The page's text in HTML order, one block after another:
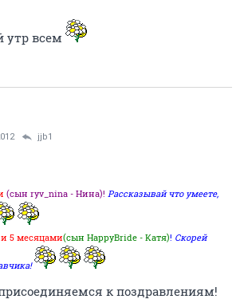
утр всем
jjb1
(сын ryv_nina - Нина)! Рассказывай что умеете,
5 месяцами(сын HappyBride - Катя)! Скорей
к поздравлениям!